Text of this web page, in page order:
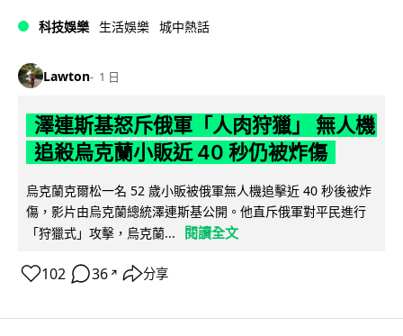
科技娛樂 生活娛樂 城中熱話
Lawton 1 日
澤連斯基怒斥俄軍「人肉狩獵」 無人機
追殺烏克蘭小販近 40 秒仍被炸傷
烏克蘭克爾松一名 52 歲小販被俄軍無人機追擊近 40 秒後被炸
傷，影片由烏克蘭總統澤連斯基公開。他直斥俄軍對平民進行
「狩獵式」攻擊，烏克蘭...
閱讀全文
102 36 ↗ 分享